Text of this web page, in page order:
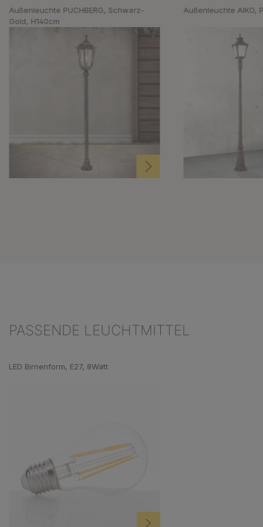
Außenleuchte PUCHBERG, Schwarz-
Gold, H140cm
Außenleuchte AIKO,
PASSENDE LEUCHTMITTEL
LED Birnenform, E27, 8Watt